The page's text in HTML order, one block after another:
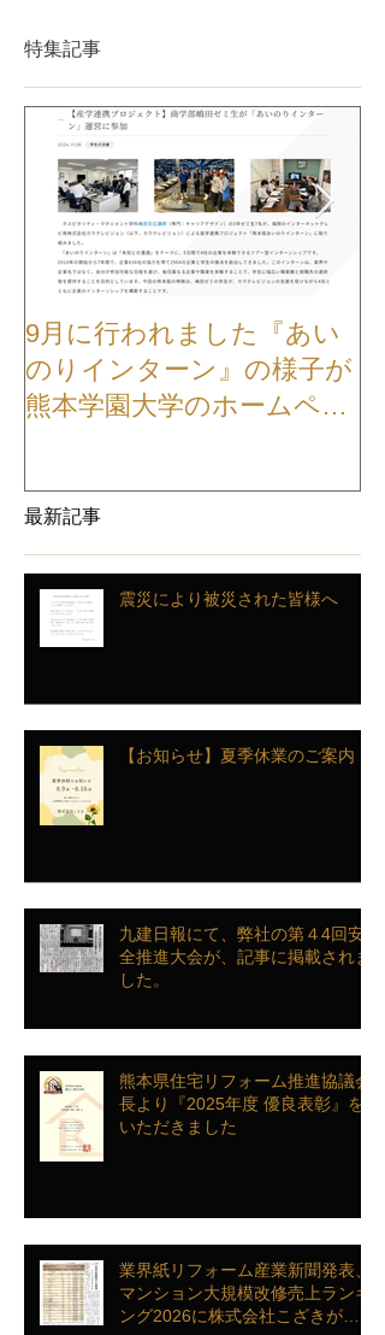
特集記事
9月に行われました『あい
のりインターン』の様子が
熊本学園大学のホームペー
最新記事
震災により被災された皆様へ
【お知らせ】夏季休業のご案内
九建日報にて、弊社の第４4回安
全推進大会が、記事に掲載されま
した。
熊本県住宅リフォーム推進協議会
長より『2025年度 優良表彰』を
いただきました
業界紙リフォーム産業新聞発表、
マンション大規模改修売上ランキ
ング2026に株式会社こざきがラ